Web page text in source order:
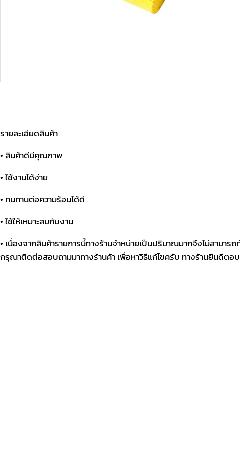
รายละเอียดสินค้า
• สินค้าดีมีคุณภาพ
• ใช้งานได้ง่าย
• ทนทานต่อความร้อนได้ดี
• ใช้ให้เหมาะสมกับงาน
• เนื่องจากสินค้ารายการนี้ทางร้านจำหน่ายเป็นปริมาณมากจึงไม่สามา
กรุณาติดต่อสอบถามมาทางร้านค้า เพื่อหาวิธีแก้ไขครับ ทางร้านยินดีตอบ